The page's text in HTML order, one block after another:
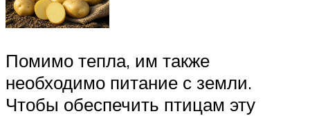
Помимо тепла, им также
необходимо питание с земли.
Чтобы обеспечить птицам эту